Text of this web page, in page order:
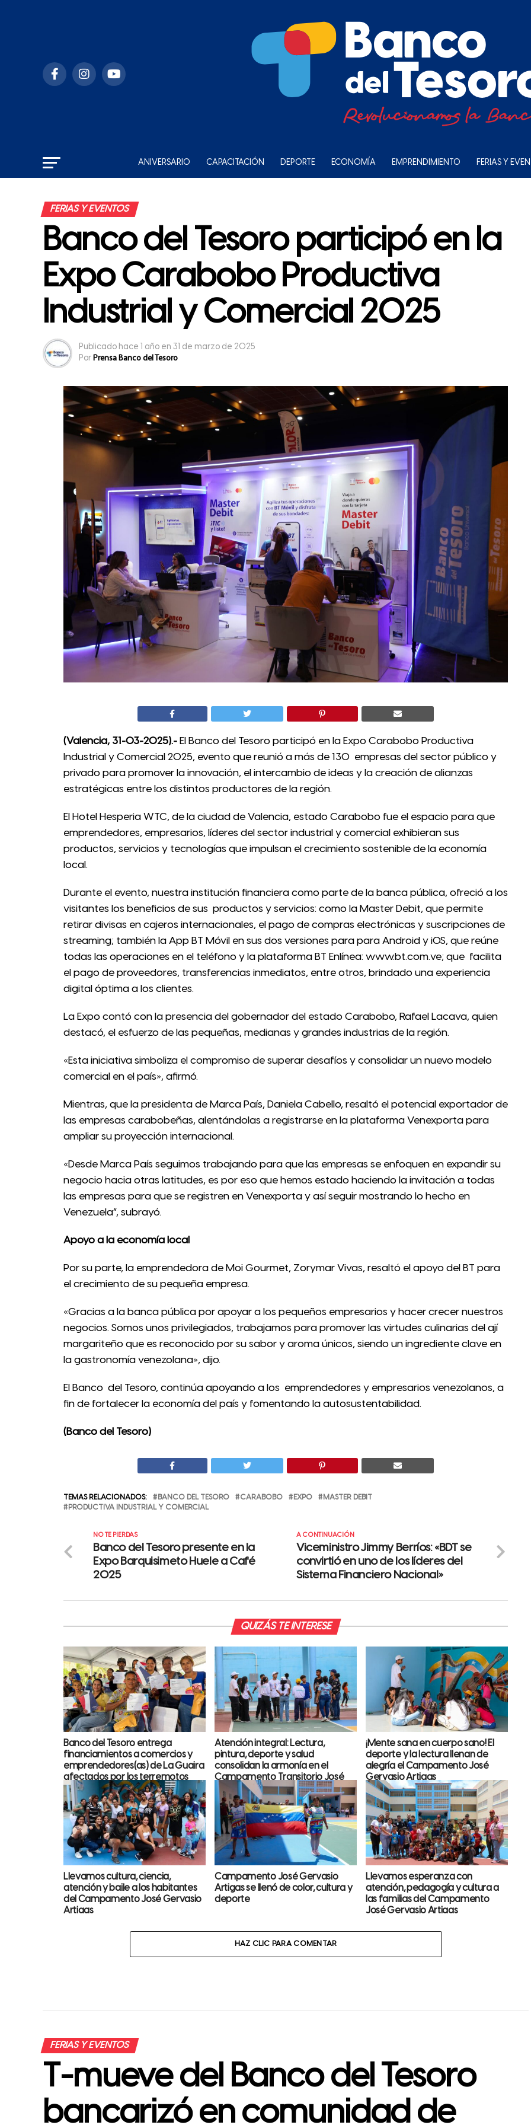
ANIVERSARIO CAPACITACIÓN DEPORTE ECONOMÍA EMPRENDIMIENTO FERIAS Y
FERIAS Y EVENTOS
Banco del Tesoro participó en la
Expo Carabobo Productiva
Industrial y Comercial 2025
Publicado hace 1 año en 31 de marzo de 2025
Por Prensa Banco del Tesoro
(Valencia, 31-03-2025).- El Banco del Tesoro participó en la Expo Carabobo Productiva
Industrial y Comercial 2025, evento que reunió a más de 130 empresas del sector público y
privado para promover la innovación, el intercambio de ideas y la creación de alianzas
estratégicas entre los distintos productores de la región.
El Hotel Hesperia WTC, de la ciudad de Valencia, estado Carabobo fue el espacio para que
emprendedores, empresarios, líderes del sector industrial y comercial exhibieran sus
productos, servicios y tecnologías que impulsan el crecimiento sostenible de la economía
local.
Durante el evento, nuestra institución financiera como parte de la banca pública, ofreció a los
visitantes los beneficios de sus productos y servicios: como la Master Debit, que permite
retirar divisas en cajeros internacionales, el pago de compras electrónicas y suscripciones de
streaming; también la App BT Móvil en sus dos versiones para para Android y iOS, que reúne
todas las operaciones en el teléfono y la plataforma BT Enlínea: www.bt.com.ve; que facilita
el pago de proveedores, transferencias inmediatos, entre otros, brindado una experiencia
digital óptima a los clientes.
La Expo contó con la presencia del gobernador del estado Carabobo, Rafael Lacava, quien
destacó, el esfuerzo de las pequeñas, medianas y grandes industrias de la región.
«Esta iniciativa simboliza el compromiso de superar desafíos y consolidar un nuevo modelo
comercial en el país», afirmó.
Mientras, que la presidenta de Marca País, Daniela Cabello, resaltó el potencial exportador de
las empresas carabobeñas, alentándolas a registrarse en la plataforma Venexporta para
ampliar su proyección internacional.
«Desde Marca País seguimos trabajando para que las empresas se enfoquen en expandir su
negocio hacia otras latitudes, es por eso que hemos estado haciendo la invitación a todas
las empresas para que se registren en Venexporta y así seguir mostrando lo hecho en
Venezuela”, subrayó.
Apoyo a la economía local
Por su parte, la emprendedora de Moi Gourmet, Zorymar Vivas, resaltó el apoyo del BT para
el crecimiento de su pequeña empresa.
«Gracias a la banca pública por apoyar a los pequeños empresarios y hacer crecer nuestros
negocios. Somos unos privilegiados, trabajamos para promover las virtudes culinarias del ají
margariteño que es reconocido por su sabor y aroma únicos, siendo un ingrediente clave en
la gastronomía venezolana», dijo.
El Banco del Tesoro, continúa apoyando a los emprendedores y empresarios venezolanos, a
fin de fortalecer la economía del país y fomentando la autosustentabilidad.
(Banco del Tesoro)
TEMAS RELACIONADOS: BANCO DEL TESORO CARABOBO EXPO
MASTER DEBIT
PRODUCTIVA INDUSTRIAL Y COMERCIAL
A CONTINUACIÓN
Viceministro Jimmy Berríos: «BDT se
convirtió en uno de los líderes del
Sistema Financiero Nacional»
NO TE PIERDAS
Banco del Tesoro presente en la
Expo Barquisimeto Huele a Café
2025
QUIZÁS TE INTERESE
Banco del Tesoro entrega
financiamientos a comercios y
emprendedores(as) de La Guaira
afectados por los terremotos
Atención integral: Lectura,
pintura, deporte y salud
consolidan la armonía en el
Campamento Transitorio José
Gervasio Artigas
¡Mente sana en cuerpo sano! El
deporte y la lectura llenan de
alegría el Campamento José
Gervasio Artigas
Llevamos cultura, ciencia,
atención y baile a los habitantes
del Campamento José Gervasio
Artigas
Campamento José Gervasio
Artigas se llenó de color, cultura y
deporte
Llevamos esperanza con
atención, pedagogía y cultura a
las familias del Campamento
José Gervasio Artigas
HAZ CLIC PARA COMENTAR
FERIAS Y EVENTOS
T-mueve del Banco del Tesoro
bancarizó en comunidad de